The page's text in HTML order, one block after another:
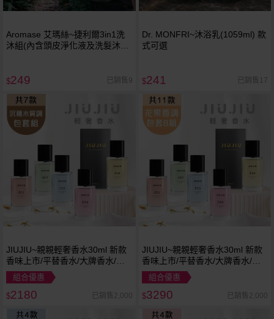
Aromase 艾瑪絲~捷利爾3in1洗
沐組(內含頭皮淨化液及洗髮沐浴
$249 已銷售9
Dr. MONFRI~沐浴乳(1059ml) 款
式可選
$241 已銷售17
JIUJIU~親親輕奢香水30ml 新款
香味上市/平替香水/大牌香水/大
牌平替
組合優惠
$2180 已銷售2,000
JIUJIU~親親輕奢香水30ml 新款
香味上市/平替香水/大牌香水/大
牌平替
組合優惠
$3290 已銷售2,000